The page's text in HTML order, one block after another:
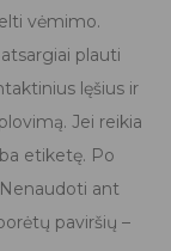
vėmimo.
plauti
lęšius ir
Jei reikia
etiketę. Po
ant
paviršių –